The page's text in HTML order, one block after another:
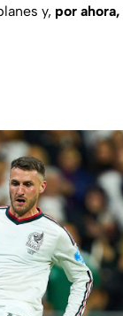
y, por